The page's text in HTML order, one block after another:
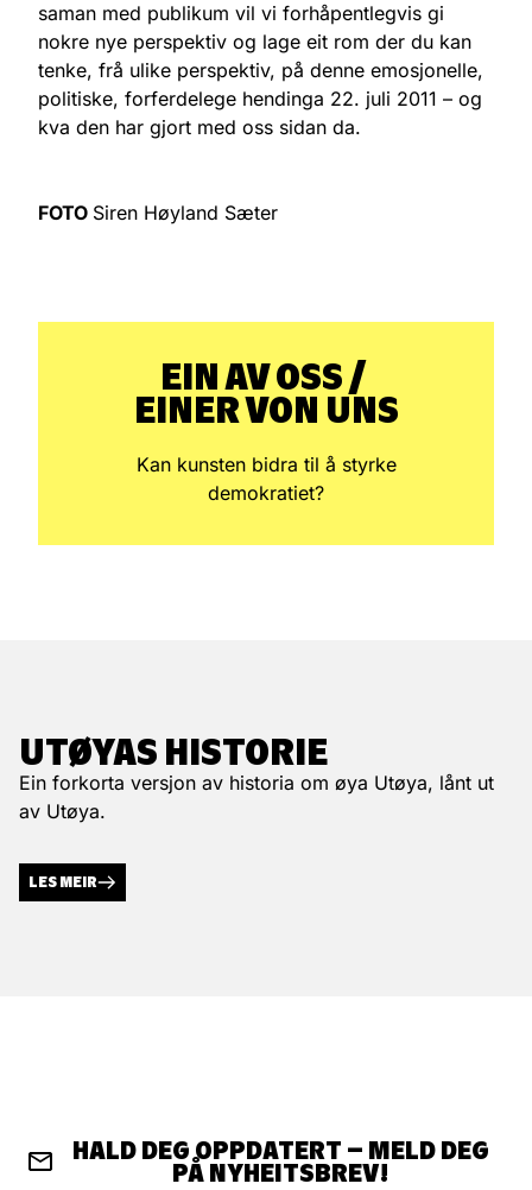
saman med publikum vil vi forhåpentlegvis gi
nokre nye perspektiv og lage eit rom der du kan
tenke, frå ulike perspektiv, på denne emosjonelle,
politiske, forferdelege hendinga 22. juli 2011 – og
kva den har gjort med oss sidan da.
FOTO Siren Høyland Sæter
EIN AV OSS / ­
EINER VON UNS
Kan kunsten bidra til å styrke
demokratiet?
UTØYAS HISTORIE
Ein forkorta versjon av historia om øya Utøya, lånt ut
av Utøya.
LES MEIR
HALD DEG OPPDATERT – MELD DEG
PÅ NYHEITSBREV!